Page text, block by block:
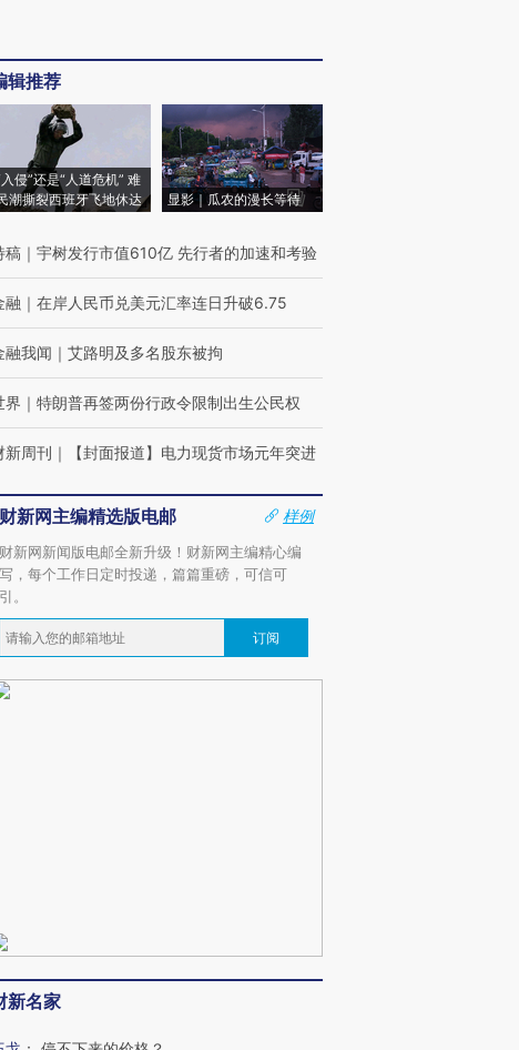
辑推荐
入侵”还是“人道危机” 难
潮撕裂西班牙飞地休达
显影｜瓜农的漫长等待
稿 ｜ 宇树发行市值610亿 先行者的加速和考验
融 ｜ 在岸人民币兑美元汇率连日升破6.75
融我闻 ｜ 艾路明及多名股东被拘
界 ｜ 特朗普再签两份行政令限制出生公民权
新周刊 ｜ 【封面报道】电力现货市场元年突进
财新网主编精选版电邮
样例
财新网新闻版电邮全新升级！财新网主编精心编
写，每个工作日定时投递，篇篇重磅，可信可
引。
订阅
新名家